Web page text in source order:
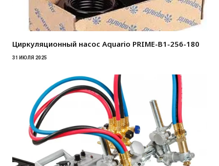
Циркуляционный насос Aquario PRIME-B1-256-180
31 ИЮЛЯ 2025